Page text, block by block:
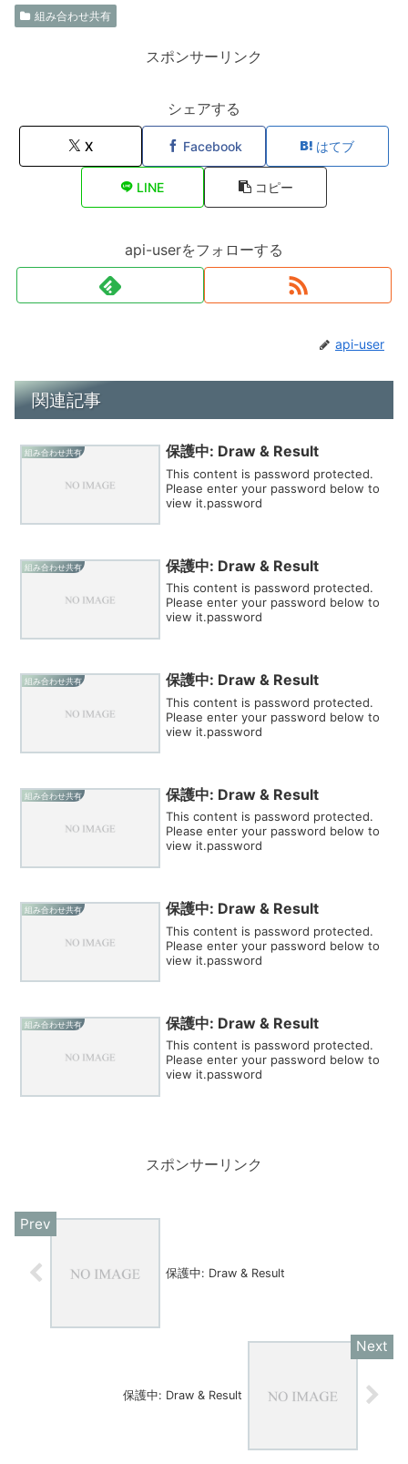
組み合わせ共有
スポンサーリンク
シェアする
X Facebook はてブ
LINE コピー
api-userをフォローする
api-user
関連記事
組み合わせ共有 保護中: Draw & Result
This content is password protected.
Please enter your password below to
view it.password
組み合わせ共有 保護中: Draw & Result
This content is password protected.
Please enter your password below to
view it.password
組み合わせ共有 保護中: Draw & Result
This content is password protected.
Please enter your password below to
view it.password
組み合わせ共有 保護中: Draw & Result
This content is password protected.
Please enter your password below to
view it.password
組み合わせ共有 保護中: Draw & Result
This content is password protected.
Please enter your password below to
view it.password
組み合わせ共有 保護中: Draw & Result
This content is password protected.
Please enter your password below to
view it.password
スポンサーリンク
保護中: Draw & Result
保護中: Draw & Result